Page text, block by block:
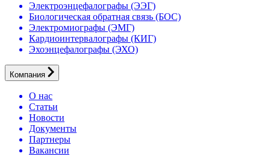
Электроэнцефалографы (ЭЭГ)
Биологическая обратная связь (БОС)
Электромиографы (ЭМГ)
Кардиоинтервалографы (КИГ)
Эхоэнцефалографы (ЭХО)
Компания
О нас
Статьи
Новости
Документы
Партнеры
Вакансии